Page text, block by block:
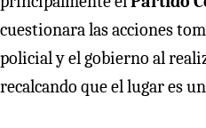
cuestionara las acciones
policial y el gobierno al
recalcando que el lugar es